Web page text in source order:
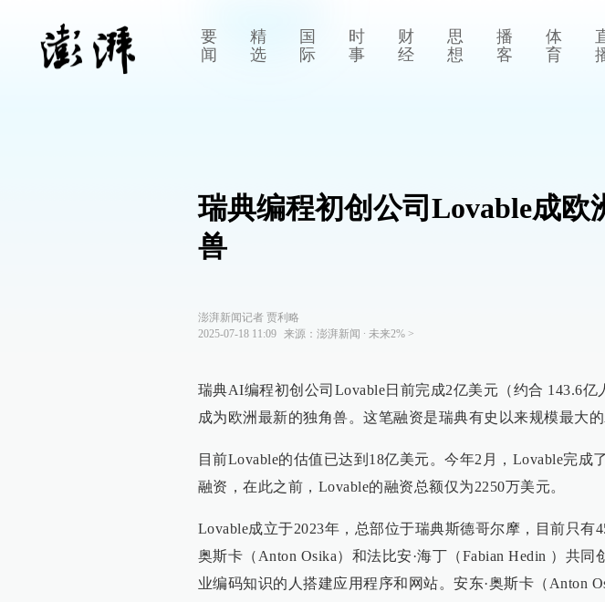
要
闻
精
选
国
际
时
事
财
经
思
想
播
客
体
育
瑞典编程初创公司Lovable成欧
兽
澎湃新闻记者 贾利略
2025-07-18 11:09
来源： 澎湃新闻 ∙ 未来2%>
瑞典AI编程初创公司Lovable日前完成2亿美元（约合 143.6亿
成为欧洲最新的独角兽。这笔融资是瑞典有史以来规模最大的
目前Lovable的估值已达到18亿美元。今年2月，Lovable完成
融资，在此之前，Lovable的融资总额仅为2250万美元。
Lovable成立于2023年，总部位于瑞典斯德哥尔摩，目前只有
奥斯卡（Anton Osika）和法比安·海丁（Fabian Hedin ）共
业编码知识的人搭建应用程序和网站。安东·奥斯卡（Anton